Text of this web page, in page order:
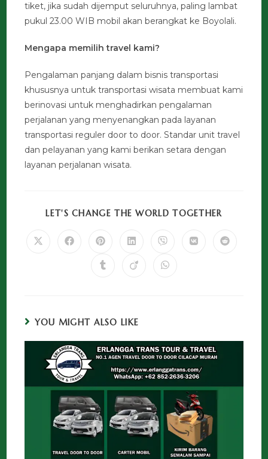
tiket, jika sudah dijemput seluruhnya, paling lambat
pukul 23.00 WIB mobil akan berangkat ke Boyolali.
Mengapa memilih travel kami?
Pengalaman panjang dalam bisnis transportasi
khususnya untuk transportasi wisata membuat kami
berinovasi untuk menghadirkan pengalaman
perjalanan yang menyenangkan pada layanan
transportasi reguler door to door. Standar unit travel
dan pelayanan yang kami berikan setara dengan
layanan perjalanan wisata.
LET'S CHANGE THE WORLD TOGETHER
YOU MIGHT ALSO LIKE